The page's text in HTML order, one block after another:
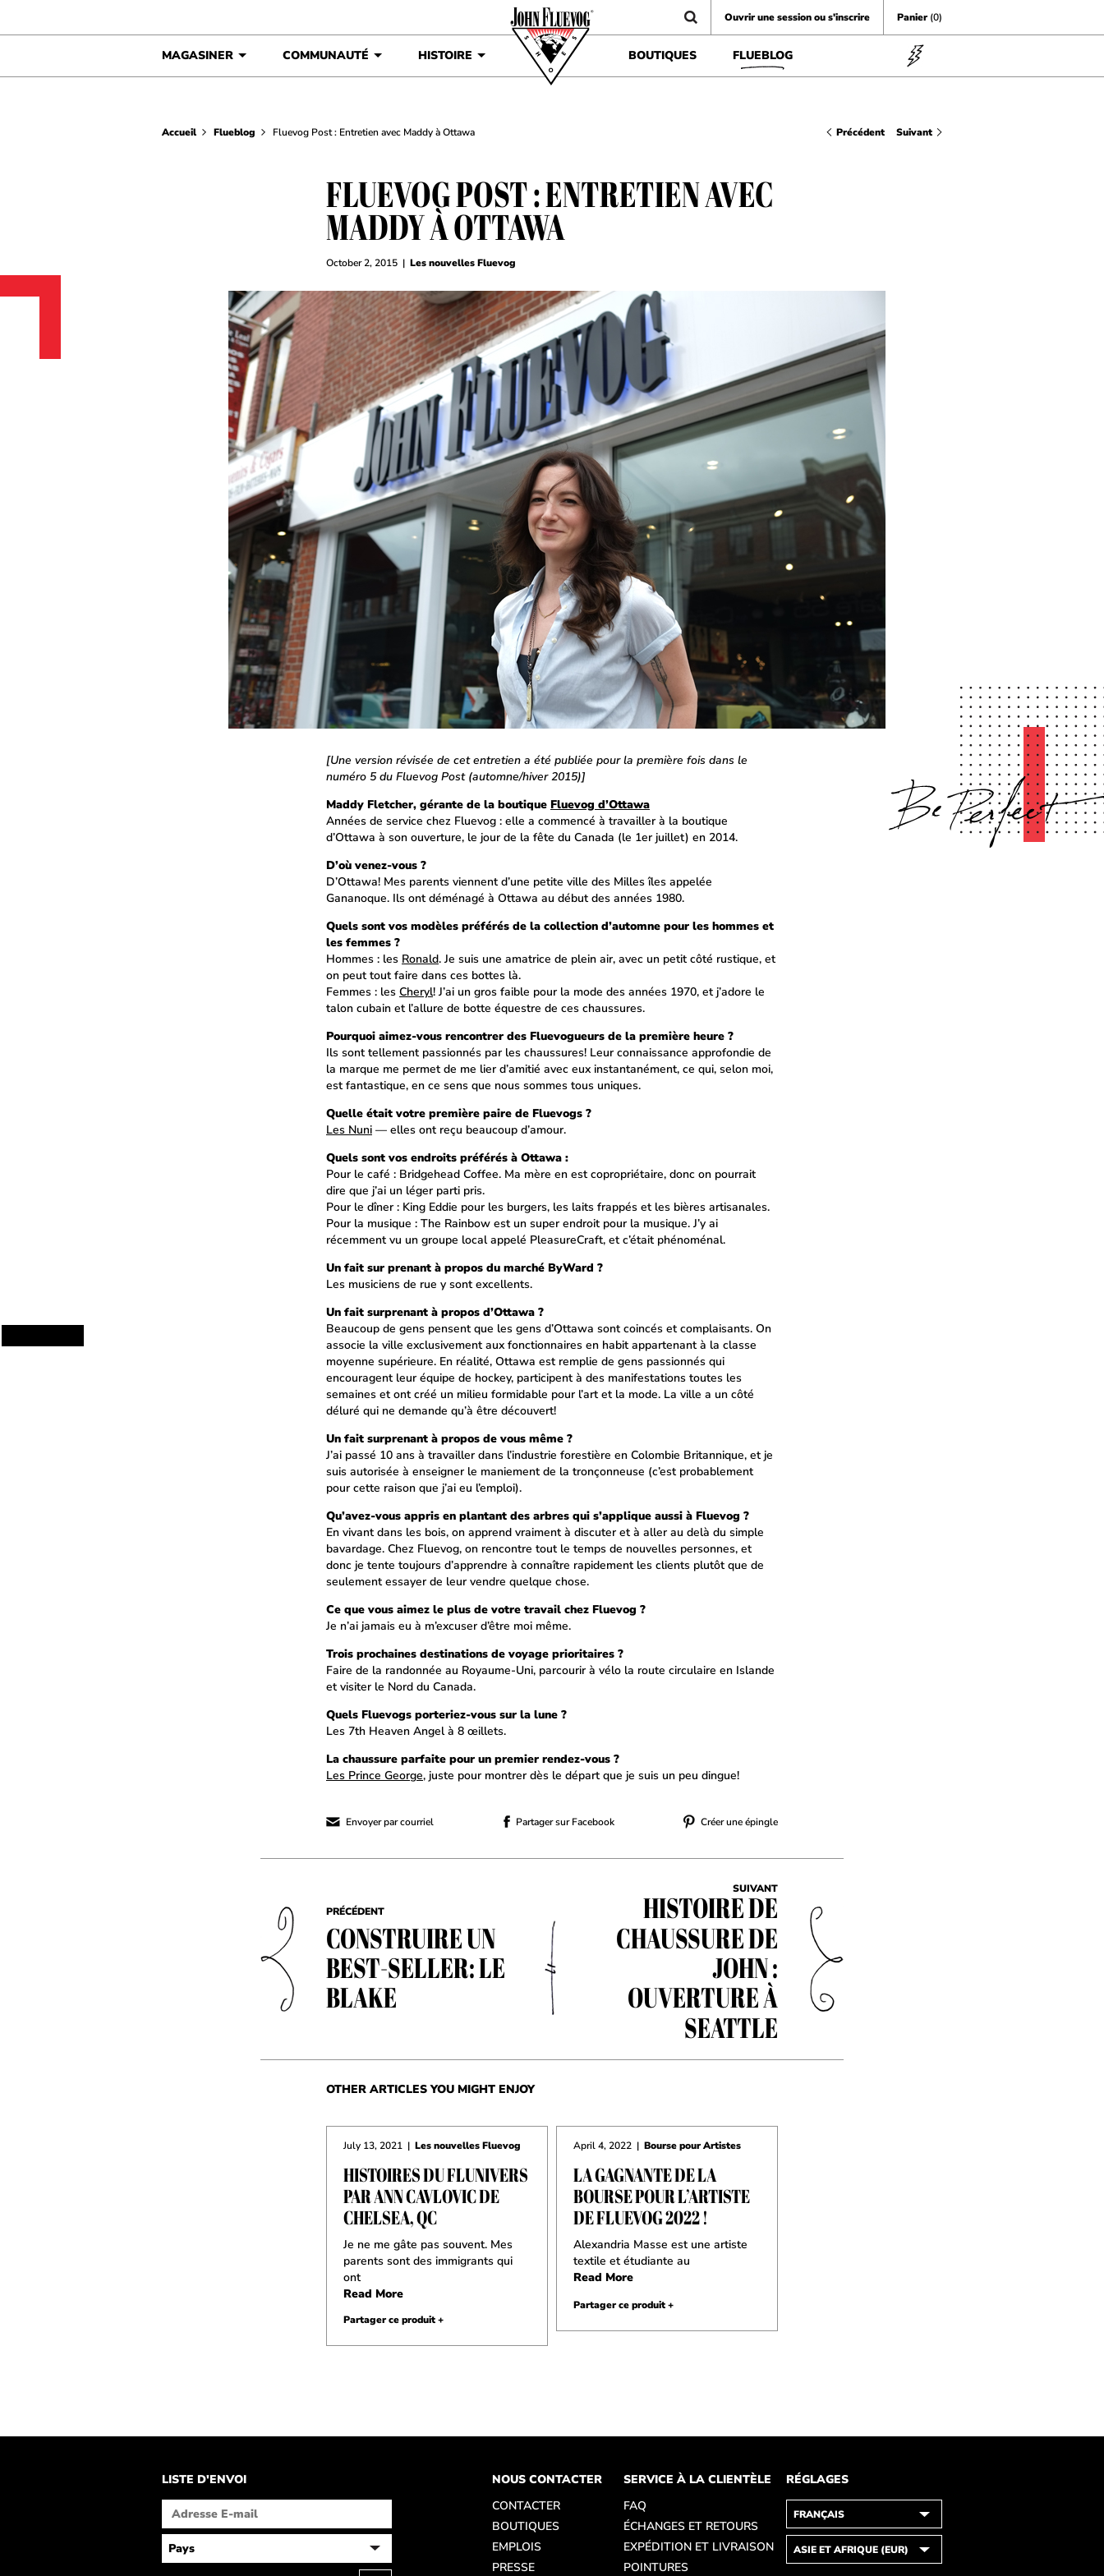
Ouvrir une session ou s'inscrire Panier(0)
MAGASINER COMMUNAUTÉ HISTOIRE BOUTIQUES FLUEBLOG
Accueil Flueblog Fluevog Post : Entretien avec Maddy à Ottawa Précédent Suivant
FLUEVOG POST : ENTRETIEN AVEC
MADDY À OTTAWA
October 2, 2015 | Les nouvelles Fluevog
[Une version révisée de cet entretien a été publiée pour la première fois dans le
numéro 5 du Fluevog Post (automne/hiver 2015)]
Maddy Fletcher, gérante de la boutique Fluevog d’Ottawa
Années de service chez Fluevog : elle a commencé à travailler à la boutique
d’Ottawa à son ouverture, le jour de la fête du Canada (le 1er juillet) en 2014.
D’où venez-vous ?
D’Ottawa! Mes parents viennent d’une petite ville des Milles îles appelée
Gananoque. Ils ont déménagé à Ottawa au début des années 1980.
Quels sont vos modèles préférés de la collection d’automne pour les hommes et
les femmes ?
Hommes : les Ronald. Je suis une amatrice de plein air, avec un petit côté rustique, et
on peut tout faire dans ces bottes là.
Femmes : les Cheryl! J’ai un gros faible pour la mode des années 1970, et j’adore le
talon cubain et l’allure de botte équestre de ces chaussures.
Pourquoi aimez-vous rencontrer des Fluevogueurs de la première heure ?
Ils sont tellement passionnés par les chaussures! Leur connaissance approfondie de
la marque me permet de me lier d’amitié avec eux instantanément, ce qui, selon moi,
est fantastique, en ce sens que nous sommes tous uniques.
Quelle était votre première paire de Fluevogs ?
Les Nuni — elles ont reçu beaucoup d’amour.
Quels sont vos endroits préférés à Ottawa :
Pour le café : Bridgehead Coffee. Ma mère en est copropriétaire, donc on pourrait
dire que j’ai un léger parti pris.
Pour le dîner : King Eddie pour les burgers, les laits frappés et les bières artisanales.
Pour la musique : The Rainbow est un super endroit pour la musique. J’y ai
récemment vu un groupe local appelé PleasureCraft, et c’était phénoménal.
Un fait sur prenant à propos du marché ByWard ?
Les musiciens de rue y sont excellents.
Un fait surprenant à propos d’Ottawa ?
Beaucoup de gens pensent que les gens d’Ottawa sont coincés et complaisants. On
associe la ville exclusivement aux fonctionnaires en habit appartenant à la classe
moyenne supérieure. En réalité, Ottawa est remplie de gens passionnés qui
encouragent leur équipe de hockey, participent à des manifestations toutes les
semaines et ont créé un milieu formidable pour l’art et la mode. La ville a un côté
déluré qui ne demande qu’à être découvert!
Un fait surprenant à propos de vous même ?
J’ai passé 10 ans à travailler dans l’industrie forestière en Colombie Britannique, et je
suis autorisée à enseigner le maniement de la tronçonneuse (c’est probablement
pour cette raison que j’ai eu l’emploi).
Qu’avez-vous appris en plantant des arbres qui s’applique aussi à Fluevog ?
En vivant dans les bois, on apprend vraiment à discuter et à aller au delà du simple
bavardage. Chez Fluevog, on rencontre tout le temps de nouvelles personnes, et
donc je tente toujours d’apprendre à connaître rapidement les clients plutôt que de
seulement essayer de leur vendre quelque chose.
Ce que vous aimez le plus de votre travail chez Fluevog ?
Je n’ai jamais eu à m’excuser d’être moi même.
Trois prochaines destinations de voyage prioritaires ?
Faire de la randonnée au Royaume-Uni, parcourir à vélo la route circulaire en Islande
et visiter le Nord du Canada.
Quels Fluevogs porteriez-vous sur la lune ?
Les 7th Heaven Angel à 8 œillets.
La chaussure parfaite pour un premier rendez-vous ?
Les Prince George, juste pour montrer dès le départ que je suis un peu dingue!
Envoyer par courriel Partager sur Facebook Créer une épingle
PRÉCÉDENT
CONSTRUIRE UN
BEST-SELLER: LE
BLAKE
SUIVANT
HISTOIRE DE
CHAUSSURE DE
JOHN :
OUVERTURE À
SEATTLE
OTHER ARTICLES YOU MIGHT ENJOY
July 13, 2021 | Les nouvelles Fluevog
HISTOIRES DU FLUNIVERS
PAR ANN CAVLOVIC DE
CHELSEA, QC
Je ne me gâte pas souvent. Mes
parents sont des immigrants qui
ont
Read More
Partager ce produit +
April 4, 2022 | Bourse pour Artistes
LA GAGNANTE DE LA
BOURSE POUR L’ARTISTE
DE FLUEVOG 2022 !
Alexandria Masse est une artiste
textile et étudiante au
Read More
Partager ce produit +
LISTE D'ENVOI
NOUS CONTACTER
CONTACTER
BOUTIQUES
EMPLOIS
PRESSE
SERVICE À LA CLIENTÈLE
FAQ
ÉCHANGES ET RETOURS
EXPÉDITION ET LIVRAISON
POINTURES
RÉGLAGES